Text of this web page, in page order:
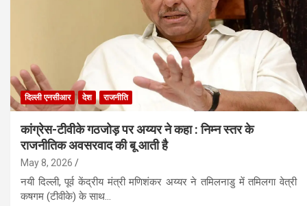
दिल्ली एनसीआर देश राजनीति
कांग्रेस-टीवीके गठजोड़ पर अय्यर ने कहा : निम्न स्तर के
राजनीतिक अवसरवाद की बू आती है
May 8, 2026
नयी दिल्ली, पूर्व केंद्रीय मंत्री मणिशंकर अय्यर ने तमिलनाडु में तमिलगा वेत्री
कषगम (टीवीके) के साथ…